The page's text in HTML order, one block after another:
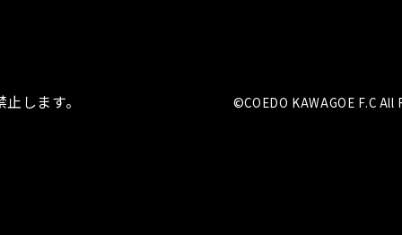
します。 ©COEDO KAWAGOE F.C